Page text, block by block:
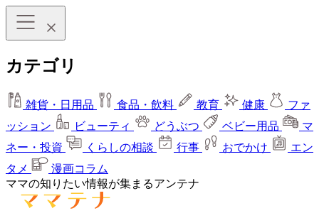
カテゴリ
雑貨・日用品 食品・飲料 教育 健康
ファ
ッション
ビューティ どうぶつ ベビー用品
マ
ネー・投資
くらしの相談 行事 おでかけ
エン
タメ
漫画コラム
ママの知りたい情報が集まるアンテナ